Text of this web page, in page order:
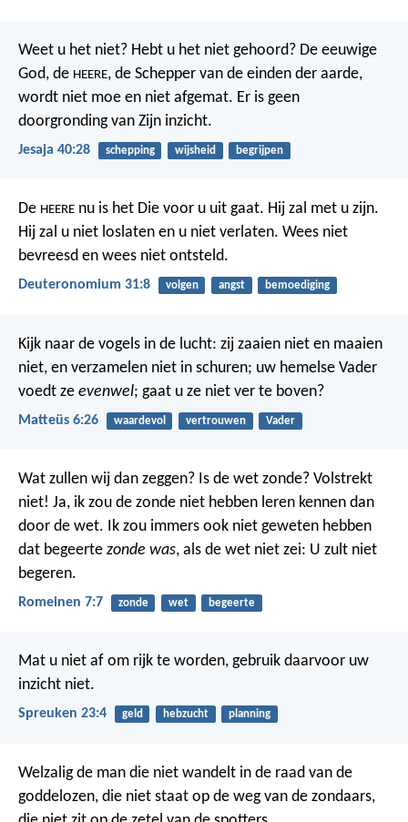
Weet u het niet? Hebt u het niet gehoord? De eeuwige
God, de HEERE, de Schepper van de einden der aarde,
wordt niet moe en niet afgemat. Er is geen
doorgronding van Zijn inzicht.
Jesaja 40:28 schepping wijsheid begrijpen
De HEERE nu is het Die voor u uit gaat. Hij zal met u zijn.
Hij zal u niet loslaten en u niet verlaten. Wees niet
bevreesd en wees niet ontsteld.
Deuteronomium 31:8 volgen angst bemoediging
Kijk naar de vogels in de lucht: zij zaaien niet en maaien
niet, en verzamelen niet in schuren; uw hemelse Vader
voedt ze evenwel; gaat u ze niet ver te boven?
Matteüs 6:26 waardevol vertrouwen Vader
Wat zullen wij dan zeggen? Is de wet zonde? Volstrekt
niet! Ja, ik zou de zonde niet hebben leren kennen dan
door de wet. Ik zou immers ook niet geweten hebben
dat begeerte zonde was, als de wet niet zei: U zult niet
begeren.
Romeinen 7:7 zonde wet begeerte
Mat u niet af om rijk te worden, gebruik daarvoor uw
inzicht niet.
Spreuken 23:4 geld hebzucht planning
Welzalig de man die niet wandelt in de raad van de
goddelozen, die niet staat op de weg van de zondaars,